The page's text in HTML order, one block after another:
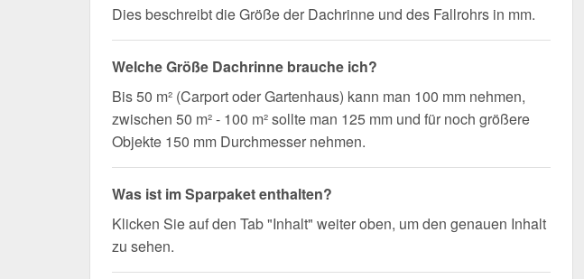
Dies beschreibt die Größe der Dachrinne und des Fallrohrs in mm.
Welche Größe Dachrinne brauche ich?
Bis 50 m² (Carport oder Gartenhaus) kann man 100 mm nehmen,
zwischen 50 m² - 100 m² sollte man 125 mm und für noch größere
Objekte 150 mm Durchmesser nehmen.
Was ist im Sparpaket enthalten?
Klicken Sie auf den Tab "Inhalt" weiter oben, um den genauen Inhalt
zu sehen.